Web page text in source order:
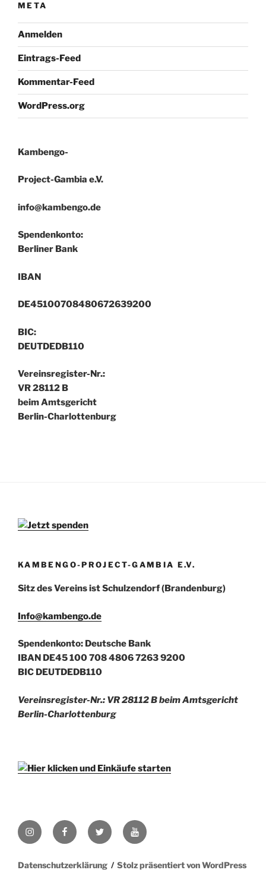
META
Anmelden
Eintrags-Feed
Kommentar-Feed
WordPress.org
Kambengo-
Project-Gambia e.V.
info@kambengo.de
Spendenkonto:
Berliner Bank
IBAN
DE45100708480672639200
BIC:
DEUTDEDB110
Vereinsregister-Nr.:
VR 28112 B
beim Amtsgericht
Berlin-Charlottenburg
KAMBENGO-PROJECT-GAMBIA E.V.
Sitz des Vereins ist Schulzendorf (Brandenburg)
Info@kambengo.de
Spendenkonto: Deutsche Bank
IBAN DE45 100 708 4806 7263 9200
BIC DEUTDEDB110
Vereinsregister-Nr.: VR 28112 B beim Amtsgericht
Berlin-Charlottenburg
InstagramFacebookTwitter YouTube
Datenschutzerklärung Stolz präsentiert von WordPress